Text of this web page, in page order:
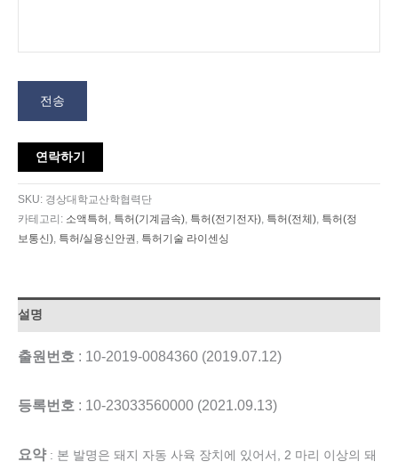
전송
연락하기
SKU: 경상대학교산학협력단
카테고리: 소액특허 , 특허(기계금속), 특허(전기전자), 특허(전체), 특허(정
보통신), 특허/실용신안권 , 특허기술 라이센싱
설명
출원번호 : 10-2019-0084360 (2019.07.12)
등록번호 : 10-23033560000 (2021.09.13)
요약 : 본 발명은 돼지 자동 사육 장치에 있어서, 2 마리 이상의 돼